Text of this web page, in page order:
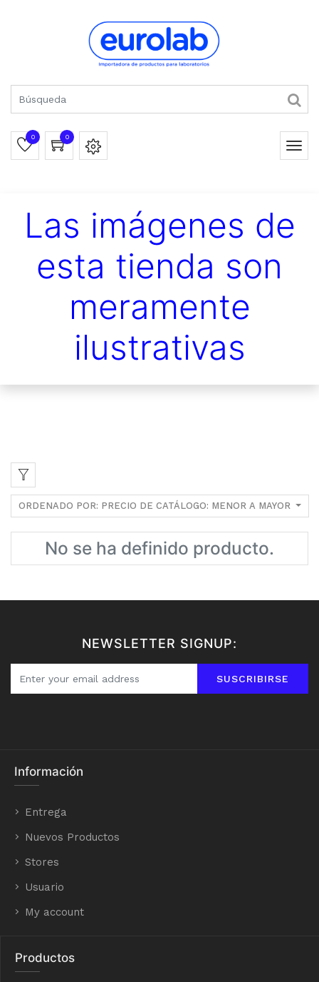
0 0
Las imágenes de
esta tienda son
meramente
ilustrativas
ORDENADO POR: PRECIO DE CATÁLOGO: MENOR A MAYOR
No se ha definido producto.
NEWSLETTER SIGNUP:
SUSCRIBIRSE
Información
Entrega
Nuevos Productos
Stores
Usuario
My account
Productos